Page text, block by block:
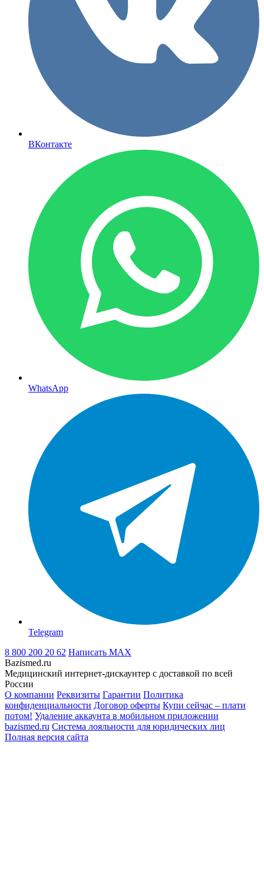
ВКонтакте
WhatsApp
Telegram
8 800 200 20 62 Написать MAX
Bazismed.ru
Медицинский интернет-дискаунтер с доставкой по всей
России
О компании Реквизиты Гарантии Политика
конфиденциальности Договор оферты Купи сейчас – плати
потом! Удаление аккаунта в мобильном приложении
bazismed.ru Система лояльности для юридических лиц
Полная версия сайта